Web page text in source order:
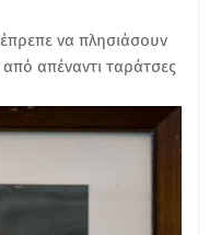
να πλησιάσουν
απέναντι ταράτσες